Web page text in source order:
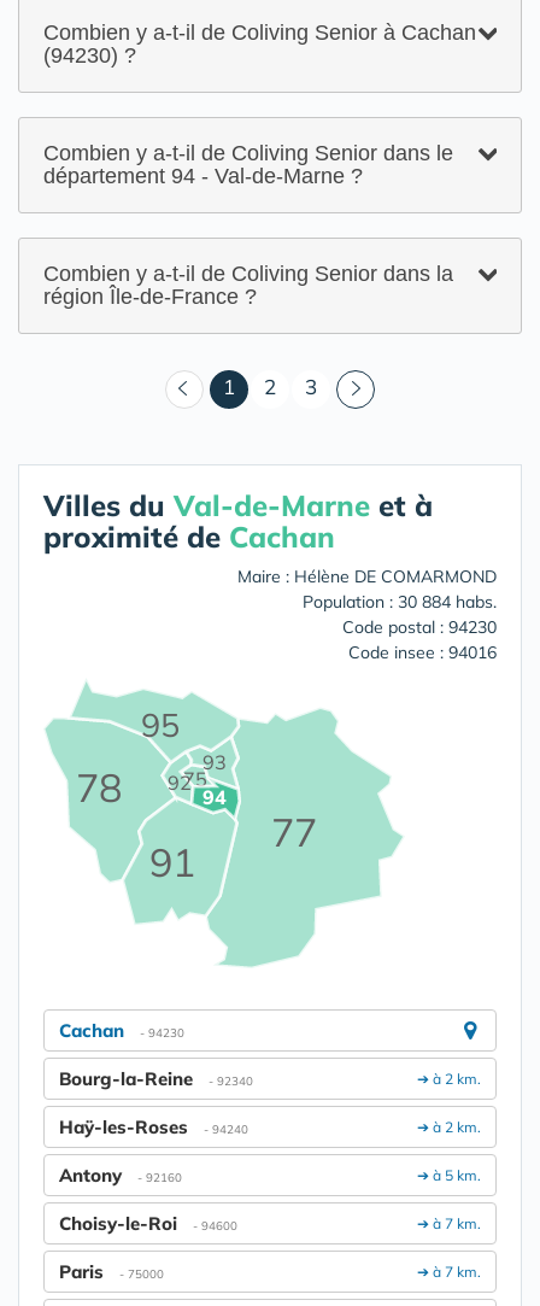
Combien y a-t-il de Coliving Senior à Cachan
(94230) ?
Combien y a-t-il de Coliving Senior dans le
département 94 - Val-de-Marne ?
Combien y a-t-il de Coliving Senior dans la
région Île-de-France ?
1 (courant)
2 3
Villes duVal-de-Marne et à
proximité de Cachan
Maire : Hélène DE COMARMOND
Population : 30 884 habs.
Code postal : 94230
Code insee : 94016
75
77
78
91
92
93
94
95
Cachan - 94230
➔ à 2 km.
Bourg-la-Reine - 92340
➔ à 2 km.
Haÿ-les-Roses - 94240
➔ à 5 km.
Antony - 92160
➔ à 7 km.
Choisy-le-Roi - 94600
➔ à 7 km.
Paris - 75000